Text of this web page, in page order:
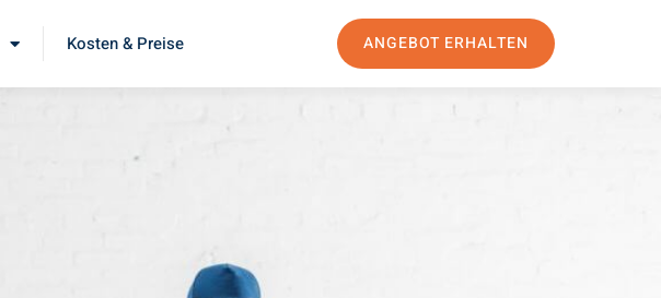
Kosten & Preise ANGEBOT ERHALTEN